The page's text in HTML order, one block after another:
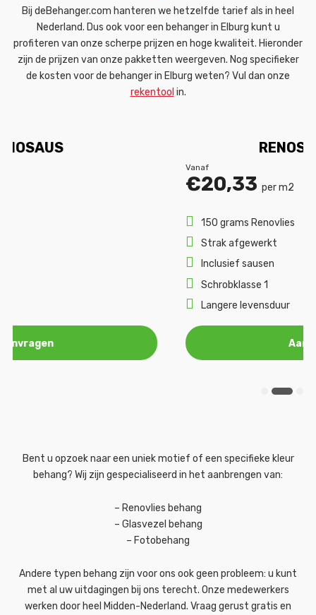
Bij deBehanger.com hanteren we hetzelfde tarief als in heel
Nederland. Dus ook voor een behanger in Elburg kunt u
profiteren van onze scherpe prijzen en hoge kwaliteit. Hieronder
zijn de prijzen van onze pakketten weergeven. Nog specifieker
de kosten voor de behanger in Elburg weten? Vul dan onze
rekentool in.
Aanvragen
Bent u opzoek naar een uniek motief of een specifieke kleur
behang? Wij zijn gespecialiseerd in het aanbrengen van:
– Renovlies behang
– Glasvezel behang
– Fotobehang
Andere typen behang zijn voor ons ook geen probleem: u kunt
met al uw uitdagingen bij ons terecht. Onze medewerkers
werken door heel Midden-Nederland. Vraag gerust gratis en